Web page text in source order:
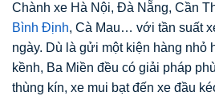
Chành xe Hà Nội, Đà Nẵng, Cần
Bình Định, Cà Mau… với tần suất
ngày. Dù là gửi một kiện hàng nhỏ
kềnh, Ba Miền đều có giải pháp
thùng kín, xe mui bạt đến xe đầu